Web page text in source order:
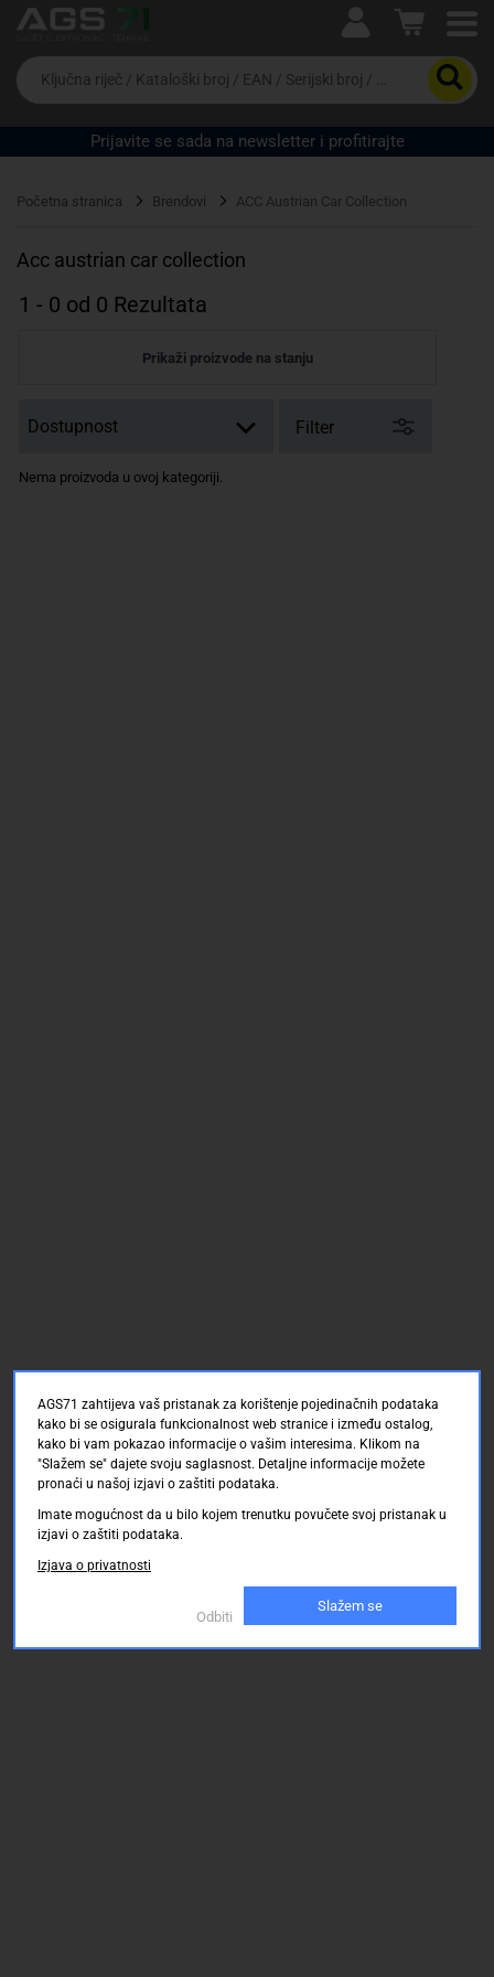
Ova postavka prilagođava asortiman proizvoda i
cijene vašim potrebama.
Da
biste
potražili
proizvod,
unesite
riječ,
EAN
serijski
Prijavite se sada na newsletter i profitirajte
Početna stranica Brendovi ACC Austrian Car Collection
Acc austrian car collection
1 - 0 od 0 Rezultata
Prikaži proizvode na stanju
Filter
Nema proizvoda u ovoj kategoriji.
AGS71 zahtijeva vaš pristanak za korištenje pojedinačnih podataka
kako bi se osigurala funkcionalnost web stranice i između ostalog,
kako bi vam pokazao informacije o vašim interesima. Klikom na
"Slažem se" dajete svoju saglasnost. Detaljne informacije možete
pronaći u našoj izjavi o zaštiti podataka.
Imate mogućnost da u bilo kojem trenutku povučete svoj pristanak u
izjavi o zaštiti podataka.
Izjava o privatnosti
Odbiti
Slažem se